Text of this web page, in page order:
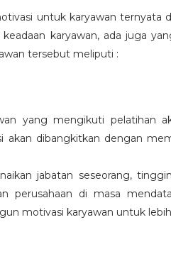
untuk karyawan ternyata
keadaan karyawan, ada juga
tersebut meliputi :
yang mengikuti pelatihan
akan dibangkitkan dengan
jabatan seseorang,
perusahaan di masa
motivasi karyawan untuk